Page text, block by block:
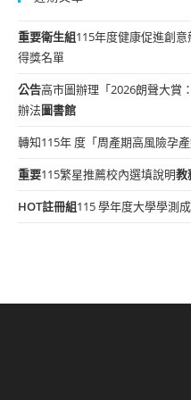
重要衛生組115年度健康促進創
得獎名單
公告高市圖辦理「2026朗聲大賞
辦法圖書館
轉知115年 度「周產期高風險孕
重要115繁星推薦校內選填說明教
HOT註冊組115 學年度大學學測